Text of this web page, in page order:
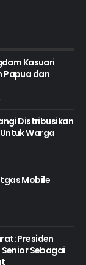
Kasuari
Papua dan
Distribusikan
Warga
Mobile
Presiden
Senior Sebagai